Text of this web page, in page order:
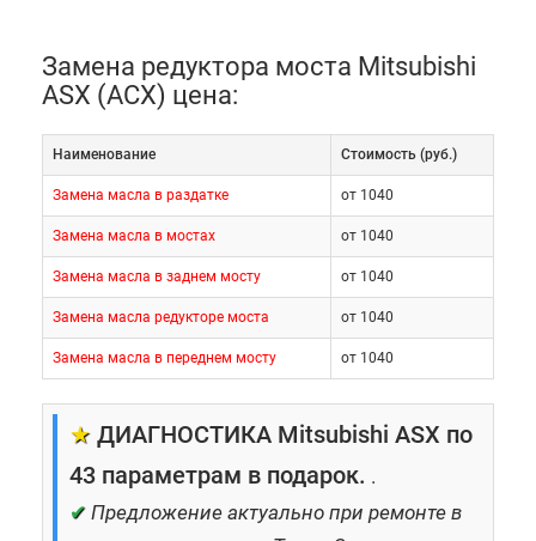
Замена редуктора моста Mitsubishi
ASX (АСХ) цена:
Наименование Cтоимость (руб.)
Замена масла в раздатке от 1040
Замена масла в мостах от 1040
Замена масла в заднем мосту от 1040
Замена масла редукторе моста от 1040
Замена масла в переднем мосту от 1040
★ ДИАГНОСТИКА Mitsubishi ASX по
43 параметрам в подарок. .
✔ Предложение актуально при ремонте в